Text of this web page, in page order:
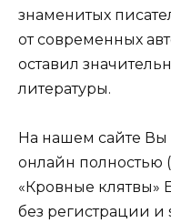
знаменитых
от современных
оставил
литературы.
На нашем сайте Вы
онлайн полностью
«Кровные клятвы»
без регистрации и